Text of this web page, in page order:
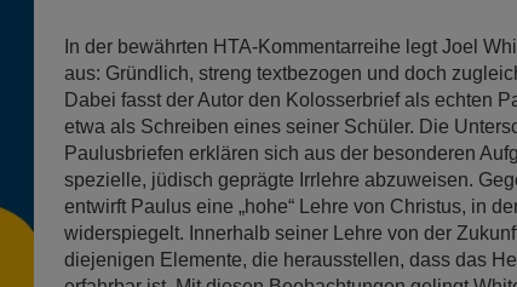
In der bewährten HTA-Kommentarreihe legt Joel
aus: Gründlich, streng textbezogen und doch
Dabei fasst der Autor den Kolosserbrief als echten
etwa als Schreiben eines seiner Schüler. Die
Paulusbriefen erklären sich aus der besonderen
spezielle, jüdisch geprägte Irrlehre abzuweisen.
entwirft Paulus eine „hohe“ Lehre von Christus, in
widerspiegelt. Innerhalb seiner Lehre von der
diejenigen Elemente, die herausstellen, dass das